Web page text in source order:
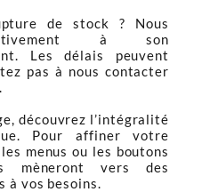
de stock ? Nous
à son
Les délais peuvent
pas à nous contacter
découvrez l’intégralité
Pour affiner votre
menus ou les boutons
mèneront vers des
à vos besoins.